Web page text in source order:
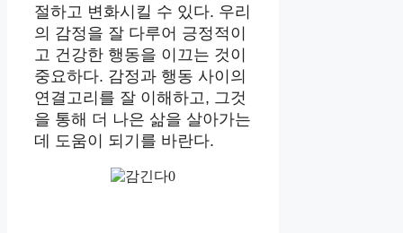
절하고 변화시킬 수 있다. 우리
의 감정을 잘 다루어 긍정적이
고 건강한 행동을 이끄는 것이
중요하다. 감정과 행동 사이의
연결고리를 잘 이해하고, 그것
을 통해 더 나은 삶을 살아가는
데 도움이 되기를 바란다.